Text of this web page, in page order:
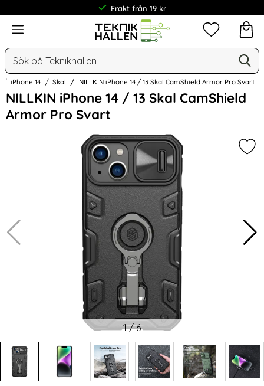
Frakt från 19 kr
Meny
Sök
Mina
iPhone 14 Skal NILLKIN iPhone 14 / 13 Skal CamShield Armor Pro Svart
NILLKIN iPhone 14 / 13 Skal CamShield
Armor Pro Svart
Hoppa
över
Bilder
1/6